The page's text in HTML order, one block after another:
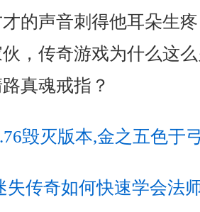
的声音刺得他耳朵生
，传奇游戏为什么这
真魂戒指？
毁灭版本,金之五色于
失传奇如何快速学会法